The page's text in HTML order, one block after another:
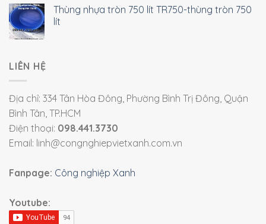
Thùng nhựa tròn 750 lít TR750-thùng tròn 750
lít
LIÊN HỆ
Địa chỉ: 334 Tân Hòa Đông, Phường Bình Trị Đông, Quận
Bình Tân, TP.HCM
Điện thoại: 098.441.3730
Email: linh@congnghiepvietxanh.com.vn
Fanpage: Công nghiệp Xanh
Youtube: